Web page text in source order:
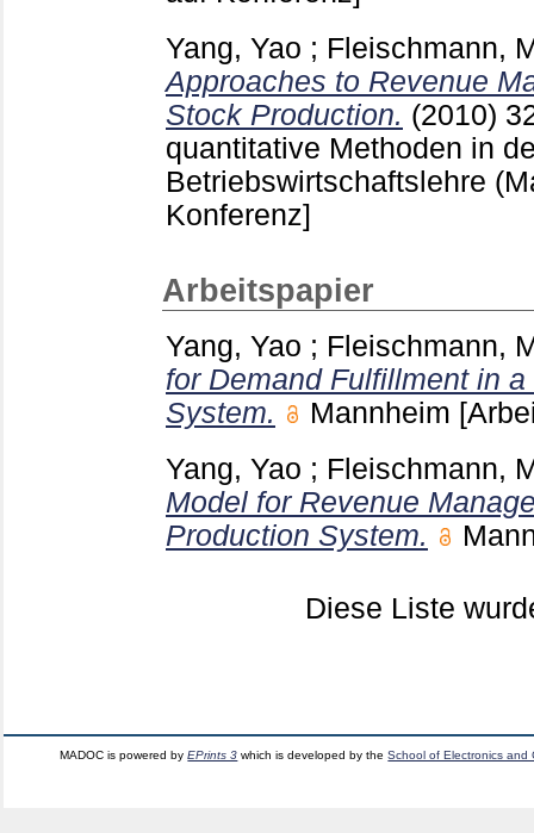
Yang, Yao ; Fleischmann,
Approaches to Revenue
Stock Production. (2010)
quantitative Methoden in
Betriebswirtschaftslehre
Konferenz]
Arbeitspapier
Yang, Yao ; Fleischmann,
for Demand Fulfillment in
System.
Mannheim
Yang, Yao ; Fleischmann,
Model for Revenue
Production System.
Diese Liste
MADOC is powered byEPrints 3 which is developed by theSchool of Electronics and